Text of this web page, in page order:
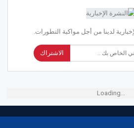
لدينا من أجل مواكبة التطورات.
الاشتراك
Loading...